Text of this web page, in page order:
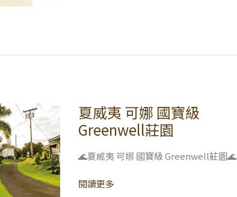
夏威夷 可娜 國寶級
Greenwell莊園
🌊夏威夷 可娜 國寶級 Greenwell莊園🌊
夏
威
夷
可
國
閱讀更多